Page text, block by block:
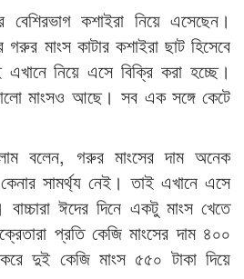
বেশিরভাগ কশাইরা নিয়ে এসেছেন।
গরুর মাংস কাটার কশাইরা ছাট হিসেবে
এখানে নিয়ে এসে বিক্রি করা হচ্ছে।
মাংসও আছে। সব এক সঙ্গে কেটে
বলেন, গরুর মাংসের দাম অনেক
সামর্থ্য নেই। তাই এখানে এসে
ঈদের দিনে একটু মাংস খেতে
প্রতি কেজি মাংসের দাম ৪০০
দুই কেজি মাংস ৫৫০ টাকা দিয়ে